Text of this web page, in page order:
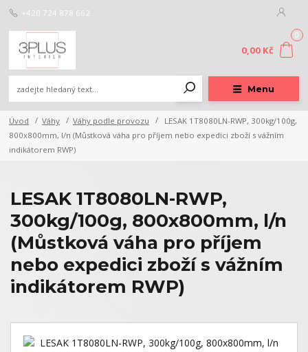
Menu
+420 724 878 662
0
0,00 Kč
Úvod Váhy Váhy podle provozu
LESAK 1T8080LN-RWP, 300kg/100g,
800x800mm, l/n (Můstková váha pro příjem nebo expedici zboží s vážním
indikátorem RWP)
LESAK 1T8080LN-RWP,
300kg/100g, 800x800mm, l/n
(Můstková váha pro příjem
nebo expedici zboží s vážním
indikátorem RWP)